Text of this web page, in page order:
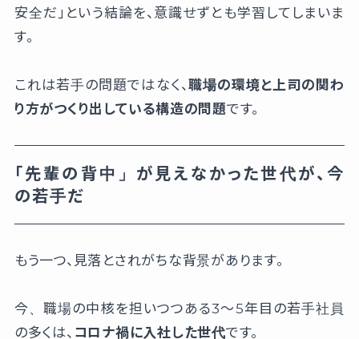
安全だ」という結論を、意識せずとも学習してしまいま
す。
これは若手の問題ではなく、職場の環境と上司の関わ
り方がつくり出している構造の問題です。
「先輩の背中」が見えなかった世代が、今
の若手だ
もう一つ、見落とされがちな背景があります。
今、職場の中核を担いつつある3〜5年目の若手社員
の多くは、 コロナ禍に入社した世代です。